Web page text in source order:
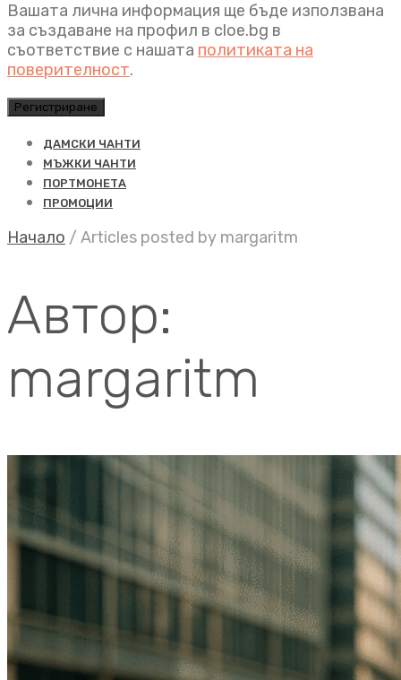
Вашата лична информация ще бъде използвана
за създаване на профил в cloe.bg в
съответствие с нашата политиката на
поверителност.
Регистриране
ДАМСКИ ЧАНТИ
МЪЖКИ ЧАНТИ
ПОРТМОНЕТА
ПРОМОЦИИ
Начало / Articles posted by margaritm
Автор:
margaritm